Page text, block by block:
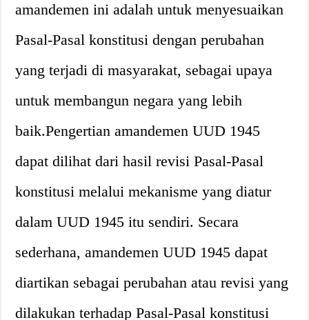
amandemen ini adalah untuk menyesuaikan
Pasal-Pasal konstitusi dengan perubahan
yang terjadi di masyarakat, sebagai upaya
untuk membangun negara yang lebih
baik.Pengertian amandemen UUD 1945
dapat dilihat dari hasil revisi Pasal-Pasal
konstitusi melalui mekanisme yang diatur
dalam UUD 1945 itu sendiri. Secara
sederhana, amandemen UUD 1945 dapat
diartikan sebagai perubahan atau revisi yang
dilakukan terhadap Pasal-Pasal konstitusi